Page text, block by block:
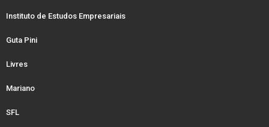
Instituto de Estudos Empresariais
Guta Pini
Livres
Mariano
SFL